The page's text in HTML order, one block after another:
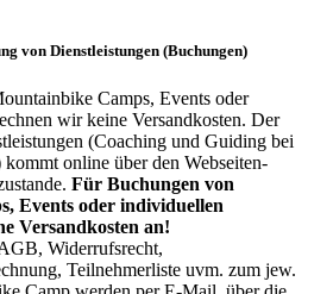
von Dienstleistungen (Buchungen)
Camps, Events oder
wir keine Versandkosten. Der
(Coaching und Guiding bei
online über den Webseiten-
Für Buchungen von
Events oder individuellen
Versandkosten an!
Widerrufsrecht,
Teilnehmerliste uvm. zum jew.